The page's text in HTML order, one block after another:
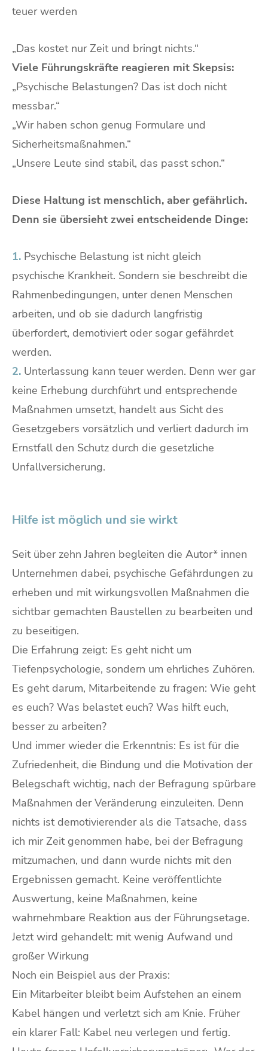
teuer werden
„Das kostet nur Zeit und bringt nichts.“
Viele Führungskräfte reagieren mit Skepsis:
„Psychische Belastungen? Das ist doch nicht
messbar.“
„Wir haben schon genug Formulare und
Sicherheitsmaßnahmen.“
„Unsere Leute sind stabil, das passt schon.“
Diese Haltung ist menschlich, aber gefährlich.
Denn sie übersieht zwei entscheidende Dinge:
1. Psychische Belastung ist nicht gleich
psychische Krankheit. Sondern sie beschreibt die
Rahmenbedingungen, unter denen Menschen
arbeiten, und ob sie dadurch langfristig
überfordert, demotiviert oder sogar gefährdet
werden.
2. Unterlassung kann teuer werden. Denn wer gar
keine Erhebung durchführt und entsprechende
Maßnahmen umsetzt, handelt aus Sicht des
Gesetzgebers vorsätzlich und verliert dadurch im
Ernstfall den Schutz durch die gesetzliche
Unfallversicherung.
Hilfe ist möglich und sie wirkt
Seit über zehn Jahren begleiten die Autor* innen
Unternehmen dabei, psychische Gefährdungen zu
erheben und mit wirkungsvollen Maßnahmen die
sichtbar gemachten Baustellen zu bearbeiten und
zu beseitigen.
Die Erfahrung zeigt: Es geht nicht um
Tiefenpsychologie, sondern um ehrliches Zuhören.
Es geht darum, Mitarbeitende zu fragen: Wie geht
es euch? Was belastet euch? Was hilft euch,
besser zu arbeiten?
Und immer wieder die Erkenntnis: Es ist für die
Zufriedenheit, die Bindung und die Motivation der
Belegschaft wichtig, nach der Befragung spürbare
Maßnahmen der Veränderung einzuleiten. Denn
nichts ist demotivierender als die Tatsache, dass
ich mir Zeit genommen habe, bei der Befragung
mitzumachen, und dann wurde nichts mit den
Ergebnissen gemacht. Keine veröffentlichte
Auswertung, keine Maßnahmen, keine
wahrnehmbare Reaktion aus der Führungsetage.
Jetzt wird gehandelt: mit wenig Aufwand und
großer Wirkung
Noch ein Beispiel aus der Praxis:
Ein Mitarbeiter bleibt beim Aufstehen an einem
Kabel hängen und verletzt sich am Knie. Früher
ein klarer Fall: Kabel neu verlegen und fertig.